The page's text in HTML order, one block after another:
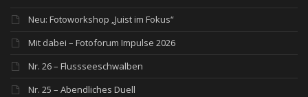
Neu: Fotoworkshop „Juist im Fokus“
Mit dabei – Fotoforum Impulse 2026
Nr. 26 – Flussseeschwalben
Nr. 25 – Abendliches Duell